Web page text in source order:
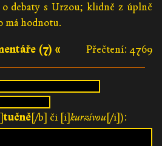
debaty s Urzou; klidně z úplně
má hodnotu.
Přečtení: 4769
(7) «
tučně[/b] či [i]kurzívou[/i]):